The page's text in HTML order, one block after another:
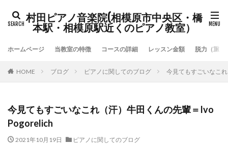
村田ピアノ音楽院(相模原市中央区・橋
本駅・相模原駅近くのピアノ教室）
ホームページ 当教室の特徴 コースの詳細 レッスン金額 脱力（重力
HOME ブログ ピアノに関してのブログ 今見てもすごいなこ
今見てもすごいなこれ（汗）牛田くんの先輩＝Ivo
Pogorelich
2021年10月19日 ピアノに関してのブログ